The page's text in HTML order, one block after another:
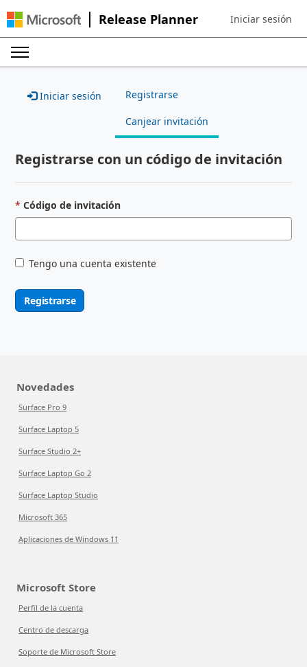
Release Planner Sign in to your
Iniciar sesión
Iniciar sesión Registrarse
Canjear invitación
Registrarse con un código de invitación
Código de invitación
Tengo una cuenta existente
Registrarse
Novedades
Surface Pro 9
Surface Laptop 5
Surface Studio 2+
Surface Laptop Go 2
Surface Laptop Studio
Microsoft 365
Aplicaciones de Windows 11
Microsoft Store
Perfil de la cuenta
Centro de descarga
Soporte de Microsoft Store